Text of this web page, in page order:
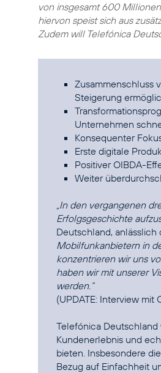
von insgesamt 600
hiervon speist sich aus
Zudem will Telefónica
Zusammenschluss
Steigerung
Unternehmen
Konsequenter
Erste digitale
Positiver OIBDA-
Weiter
„In den vergangenen
Erfolgsgeschichte
Deutschland, anlässlich
Mobilfunkanbietern in
konzentrieren wir uns
haben wir mit unserer
werden.“
(UPDATE: Interview mit
Telefónica Deutschland
Kundenerlebnis und
bieten. Insbesondere
Bezug auf Einfachheit